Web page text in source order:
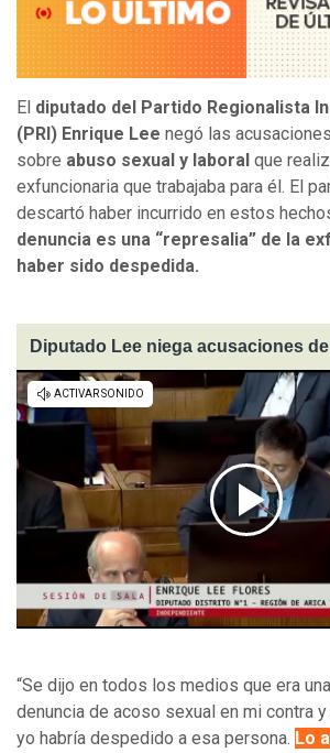
El diputado del Partido Regionalista
(PRI) Enrique Lee negó las
sobre abuso sexual y laboral que
exfuncionaria que trabajaba para él. El
descartó haber incurrido en estos
denuncia es una “represalia” de la
haber sido despedida.
Diputado Lee niega acusaciones
“Se dijo en todos los medios que era
denuncia de acoso sexual en mi contra
yo habría despedido a esa persona. Lo